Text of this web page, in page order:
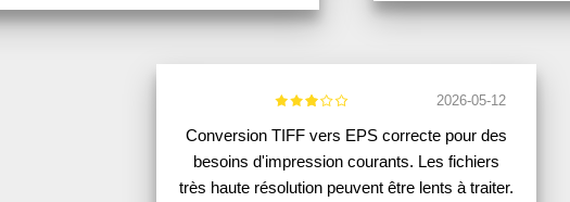
2026-05-12
Conversion TIFF vers EPS correcte pour des
besoins d'impression courants. Les fichiers
très haute résolution peuvent être lents à traiter.